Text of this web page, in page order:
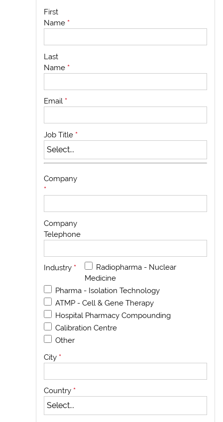
First
Name *
Last
Name *
Email *
Job Title *
Company
*
Company
Telephone
Industry *
Radiopharma - Nuclear
Medicine
Pharma - Isolation Technology
ATMP - Cell & Gene Therapy
Hospital Pharmacy Compounding
Calibration Centre
Other
City *
Country *